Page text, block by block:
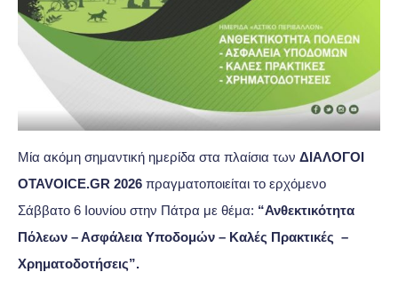
Μία ακόμη σημαντική ημερίδα στα πλαίσια των ΔΙΑΛΟΓΟΙ
OTAVOICE.GR 2026 πραγματοποιείται το ερχόμενο
Σάββατο 6 Ιουνίου στην Πάτρα με θέμα: “Ανθεκτικότητα
Πόλεων – Ασφάλεια Υποδομών – Καλές Πρακτικές –
Χρηματοδοτήσεις”.